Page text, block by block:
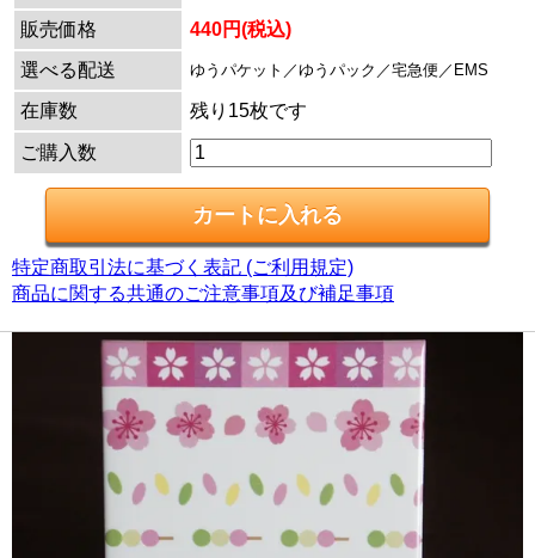
販売価格
440円(税込)
選べる配送
ゆうパケット／ゆうパック／宅急便／EMS
在庫数 残り15枚です
ご購入数
特定商取引法に基づく表記 (ご利用規定)
商品に関する共通のご注意事項及び補足事項